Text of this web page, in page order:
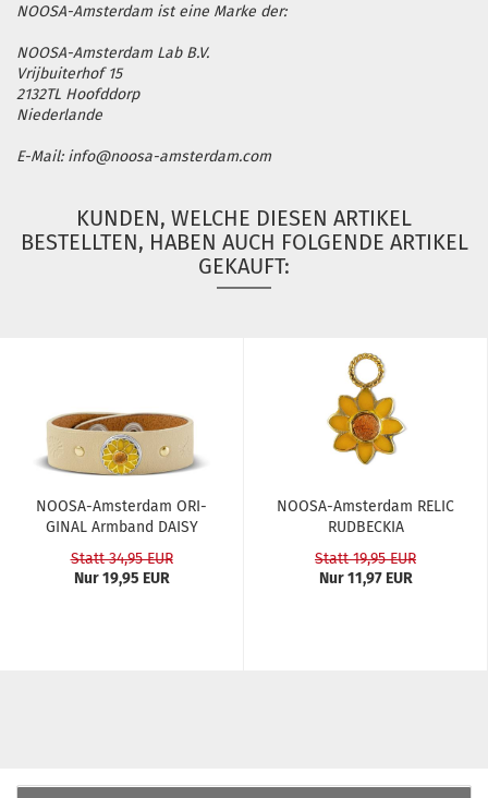
NOOSA-Amsterdam ist eine Marke der:
NOOSA-Amsterdam Lab B.V.
Vrijbuiterhof 15
2132TL Hoofddorp
Niederlande
E-Mail: info@noosa-amsterdam.com
KUNDEN, WELCHE DIESEN ARTIKEL
BESTELLTEN, HABEN AUCH FOLGENDE ARTIKEL
GEKAUFT:
NOOSA-​​Ams­ter­dam ORI­
GI­NAL Arm­band DAISY
Statt 34,95 EUR
Nur 19,95 EUR
NOOSA-​​Ams­ter­dam RELIC
RUD­BE­CKIA
Statt 19,95 EUR
Nur 11,97 EUR